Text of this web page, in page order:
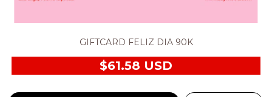
GIFTCARD FELIZ DIA 90K
$61.58 USD